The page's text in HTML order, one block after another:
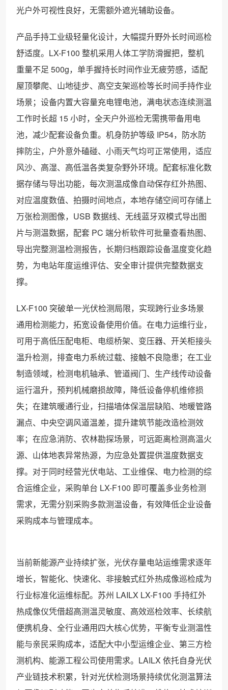
光户外可视性良好，无需额外遮光辅助设备。
产品手持工业级轻量化设计，大幅提升野外长时间巡检
舒适度。LX-F100 整机采用人体工学防滑握把，整机
重量不足 500g，单手握持长时间作业无疲劳感，适配
屋顶攀爬、山地徒步、高空支架巡检等长时间手持作业
场景；设备内置大容量充电锂电池，满电状态连续测温
工作时长超 15 小时，全天户外巡检无需携带备用电
池，减少配套设备负重。机身防护等级 IP54，防水防
摔防尘，户外意外磕碰、小雨天气均可正常使用，适应
风沙、高湿、高低温各类复杂野外环境。配套标准化数
据存储与导出功能，每次测温成像自动保存红外热图、
对应温度数值、拍摄时间地点，本地存储空间可存储上
万张检测图像，USB 数据线、无线蓝牙双模式导出图
片与测温数据，配套 PC 端分析软件可批量查看热图、
导出完整测温检测报告，长期归档跟踪设备温度变化趋
势，为电站年度运维评估、安全审计提供完整数据支
撑。
LX-F100 突破单一光伏检测局限，实现跨行业多场景
通用检测能力，拓宽设备使用价值。在电力运维行业，
可用于高低压配电柜、电缆桥架、变压器、开关柜接头
温升检测，排查电力系统过载、接触不良隐患；在工业
制造领域，检测电机轴承、管道阀门、生产线传动设备
运行温升，预判机械磨损故障，降低设备停机维修损
失；在建筑暖通行业，扫描墙体保温层缺陷、地暖管路
漏点、中央空调风道温差，提升建筑节能改造检测效
率；在应急消防、农林勘探场景，可远距离检测高温火
源、山体地表异常热源，为应急处置提供温度数据支
撑。对于同时经营光伏电站、工业维保、电力检测的综
合运维企业，采购单台 LX-F100 即可覆盖多业务检测
需求，无需分别采购多款测温设备，有效降低企业设备
采购成本与管理成本。
当前新能源产业持续扩张，光伏存量电站运维需求逐年
增长，智能化、快速化、非接触式红外热成像巡检成为
行业标准化运维标配。苏州 LAILX LX-F100 手持红外
热成像仪凭借超高测温灵敏度、高效巡检效率、长续航
便携机身、全行业通用四大核心优势，平衡专业测温性
能与亲民采购成本，适配大中小型运维企业、第三方检
测机构、能源工程公司使用需求。LAILX 依托自身光伏
产业链技术积累，针对光伏检测场景持续优化测温算法